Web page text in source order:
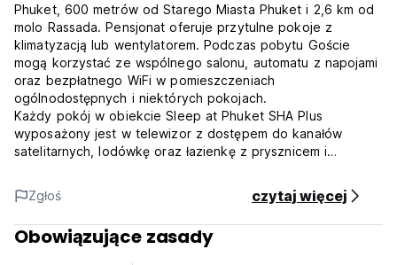
Phuket, 600 metrów od Starego Miasta Phuket i 2,6 km od
molo Rassada. Pensjonat oferuje przytulne pokoje z
klimatyzacją lub wentylatorem. Podczas pobytu Goście
mogą korzystać ze wspólnego salonu, automatu z napojami
oraz bezpłatnego WiFi w pomieszczeniach
ogólnodostępnych i niektórych pokojach.
Każdy pokój w obiekcie Sleep at Phuket SHA Plus
wyposażony jest w telewizor z dostępem do kanałów
satelitarnych, lodówkę oraz łazienkę z prysznicem i
Najbliższym lotniskiem jest międzynarodowy port lotniczy
Phuket, położony 27 km od obiektu Sleep at Phuket SHA
Plus.
W odległości 500 metrów od obiektu znajdują się liczne
Zgłoś czytaj więcej
Obowiązujące zasady